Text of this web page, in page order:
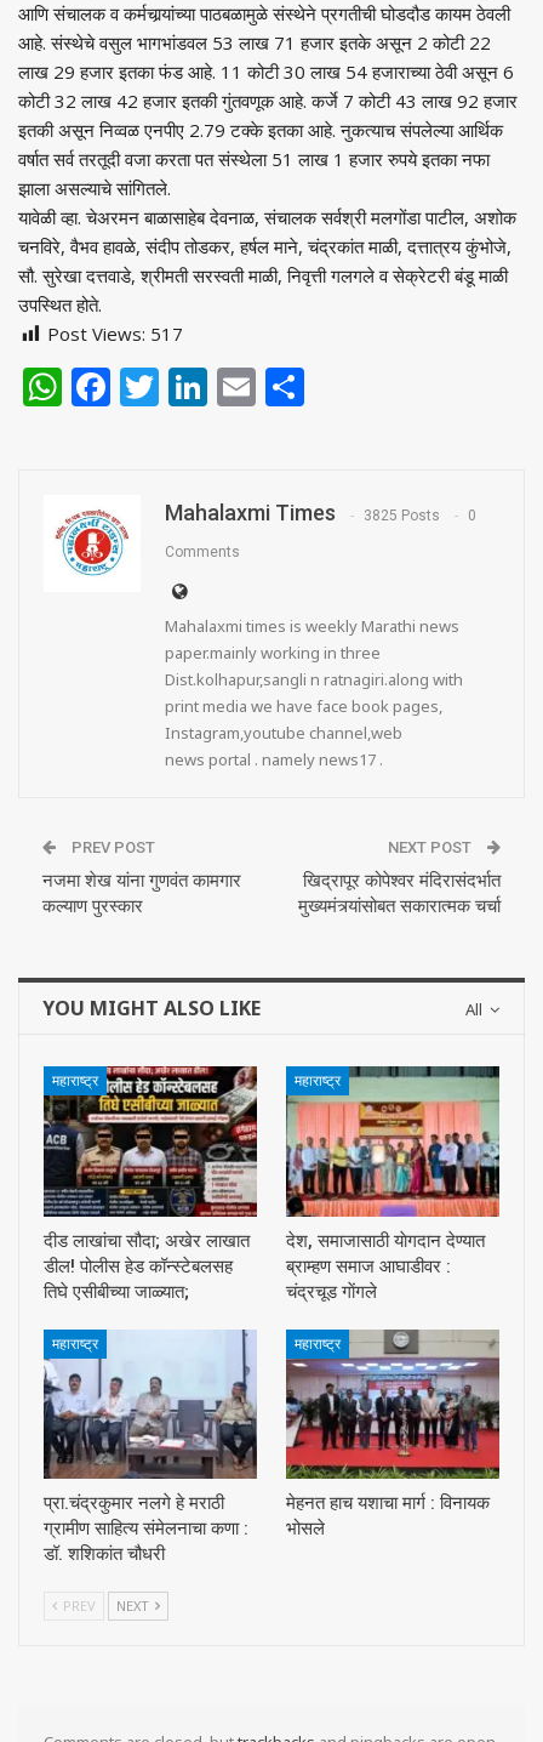
आणि संचालक व कर्मचार्‍यांच्या पाठबळामुळे संस्थेने प्रगतीची घोडदौड कायम ठेवली
आहे. संस्थेचे वसुल भागभांडवल 53 लाख 71 हजार इतके असून 2 कोटी 22
लाख 29 हजार इतका फंड आहे. 11 कोटी 30 लाख 54 हजाराच्या ठेवी असून 6
कोटी 32 लाख 42 हजार इतकी गुंतवणूक आहे. कर्जे 7 कोटी 43 लाख 92 हजार
इतकी असून निव्वळ एनपीए 2.79 टक्के इतका आहे. नुकत्याच संपलेल्या आर्थिक
वर्षात सर्व तरतूदी वजा करता पत संस्थेला 51 लाख 1 हजार रुपये इतका नफा
झाला असल्याचे सांगितले.
यावेळी व्हा. चेअरमन बाळासाहेब देवनाळ, संचालक सर्वश्री मलगोंडा पाटील, अशोक
चनविरे, वैभव हावळे, संदीप तोडकर, हर्षल माने, चंद्रकांत माळी, दत्तात्रय कुंभोजे,
सौ. सुरेखा दत्तवाडे, श्रीमती सरस्वती माळी, निवृत्ती गलगले व सेक्रेटरी बंडू माळी
उपस्थित होते.
Post Views: 517
WhatsApp
Facebook
Twitter
LinkedIn
Email
Mahalaxmi Times 3825 Posts 0
Comments
Mahalaxmi times is weekly Marathi news
paper.mainly working in three
Dist.kolhapur,sangli n ratnagiri.along with
print media we have face book pages,
Instagram,youtube channel,web
news portal . namely news17 .
PREV POST
नजमा शेख यांना गुणवंत कामगार
कल्याण पुरस्कार
NEXT POST
खिद्रापूर कोपेश्वर मंदिरासंदर्भात
मुख्यमंत्र्यांसोबत सकारात्मक चर्चा
All
YOU MIGHT ALSO LIKE
महाराष्ट्र
दीड लाखांचा सौदा; अखेर लाखात
डील! पोलीस हेड कॉन्स्टेबलसह
तिघे एसीबीच्या जाळ्यात;
महाराष्ट्र
देश, समाजासाठी याेगदान देण्यात
ब्राम्हण समाज आघाडीवर :
चंद्रचूड गाेंगले
महाराष्ट्र
प्रा.चंद्रकुमार नलगे हे मराठी
ग्रामीण साहित्य संमेलनाचा कणा :
डॉ. शशिकांत चौधरी
महाराष्ट्र
मेहनत हाच यशाचा मार्ग : विनायक
भोसले
PREV NEXT